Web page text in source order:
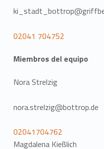
02041 704752
Miembros del equipo
Nora Strelzig
nora.strelzig@bottrop.de
02041704762
Magdalena Kießlich